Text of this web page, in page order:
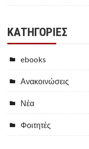
KΑΤΗΓΟΡΊΕΣ
ebooks
Ανακοινώσεις
Νέα
Φοιτητές